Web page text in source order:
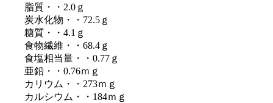
脂質・・2.0ｇ
炭水化物・・72.5ｇ
糖質・・4.1ｇ
食物繊維・・68.4ｇ
食塩相当量・・0.77ｇ
亜鉛・・0.76ｍｇ
カリウム・・273ｍｇ
カルシウム・・184ｍｇ